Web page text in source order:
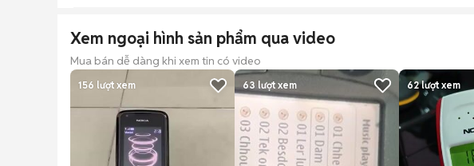
Xem ngoại hình sản phẩm qua video
Mua bán dễ dàng khi xem tin có video
156 lượt xem 63 lượt xem 62lượt xem